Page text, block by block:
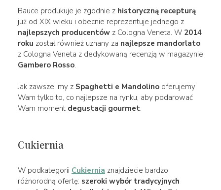
Bauce produkuje je zgodnie z historyczną recepturą
już od XIX wieku i obecnie reprezentuje jednego z
najlepszych producentówz Cologna Veneta. W 2014
roku został również uznany za najlepsze mandorlato
z Cologna Veneta z dedykowaną recenzją w magazynie
Gambero Rosso.
Jak zawsze, my z Spaghetti e Mandolinooferujemy
Wam tylko to, co najlepsze na rynku, aby podarować
Wam moment degustacji gourmet.
Cukiernia
W podkategorii Cukiernia znajdziecie bardzo
różnorodną ofertę: szeroki wybór tradycyjnych